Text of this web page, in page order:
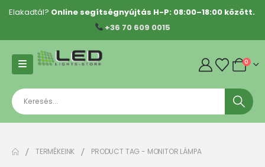
Elakadtál? Online segítségnyújtás H-P: 08:00–18:00 között.
+36 70 609 0015
0
TERMÉKEINK PRODUCT TAG - MONITOR LÁMPA